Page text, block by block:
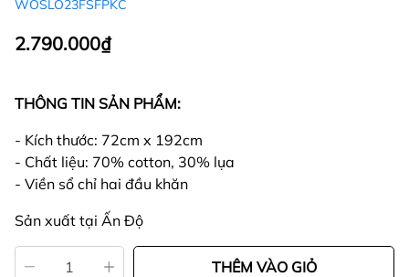
WOSLO23FSFPKC
2.790.000₫
THÔNG TIN SẢN PHẨM:
- Kích thước: 72cm x 192cm
- Chất liệu: 70% cotton, 30% lụa
- Viền sổ chỉ hai đầu khăn
Sản xuất tại Ấn Độ
THÊM VÀO GIỎ